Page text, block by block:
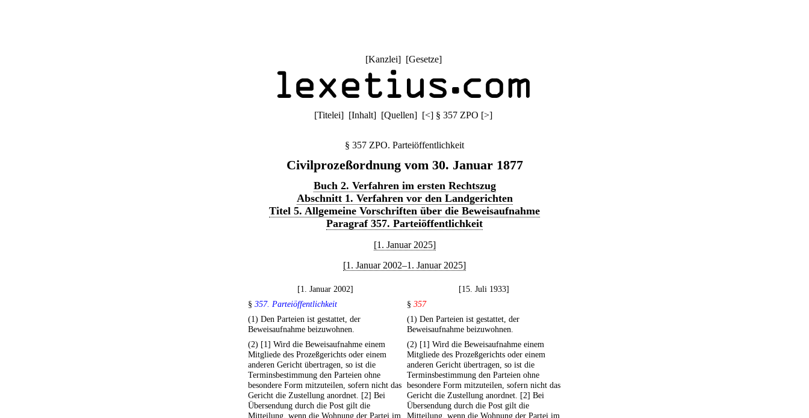
[Kanzlei] [Gesetze]
[Titelei] [Inhalt] [Quellen] [<] § 357 ZPO [>]
§ 357 ZPO. Parteiöffentlichkeit
Civilprozeßordnung vom 30. Januar 1877
Buch 2. Verfahren im ersten Rechtszug
Abschnitt 1. Verfahren vor den Landgerichten
Titel 5. Allgemeine Vorschriften über die Beweisaufnahme
Paragraf 357. Parteiöffentlichkeit
[1. Januar 2025]
[1. Januar 2002–1. Januar 2025]
[1. Januar 2002]
[15. Juli 1933]
§ 357. Parteiöffentlichkeit § 357
(1) Den Parteien ist gestattet, der
Beweisaufnahme beizuwohnen.
(1) Den Parteien ist gestattet, der
Beweisaufnahme beizuwohnen.
(2) [1] Wird die Beweisaufnahme einem
Mitgliede des Prozeßgerichts oder einem
anderen Gericht übertragen, so ist die
Terminsbestimmung den Parteien ohne
besondere Form mitzuteilen, sofern nicht das
Gericht die Zustellung anordnet. [2] Bei
Übersendung durch die Post gilt die
Mitteilung, wenn die Wohnung der Partei im
(2) [1] Wird die Beweisaufnahme einem
Mitgliede des Prozeßgerichts oder einem
anderen Gericht übertragen, so ist die
Terminsbestimmung den Parteien ohne
besondere Form mitzuteilen, sofern nicht das
Gericht die Zustellung anordnet. [2] Bei
Übersendung durch die Post gilt die
Mitteilung, wenn die Wohnung der Partei im